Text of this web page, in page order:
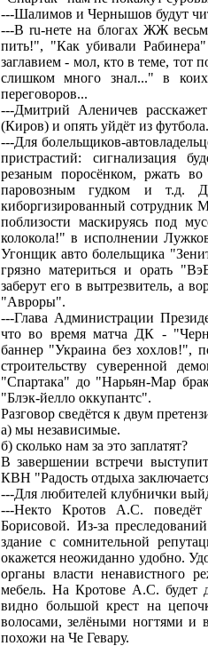
---Шалимов и Чернышов будут
---В ru-нете на блогах ЖЖ
пить!", "Как убивали Рабинера"
заглавием - мол, кто в теме, тот
слишком много знал..." в
переговоров...
---Дмитрий Аленичев
(Киров) и опять уйдёт из футбола.
---Для болельщиков-
пристрастий: сигнализация
резаным поросёнком, ржать
паровозным гудком и т.д.
киборгизированный сотрудник
поблизости маскируясь под
колокола!" в исполнении
Угонщик авто болельщика
грязно материться и орать
заберут его в вытрезвитель, а
"Авроры".
---Глава Администрации
что во время матча ДК -
баннер "Украина без хохлов!",
строительству суверенной
"Спартака" до "Нарьян-Мар
"Блэк-йелло оккупантс".
Разговор сведётся к двум
а) мы независимые.
б) сколько нам за это заплатят?
В завершении встречи
КВН "Радость отдыха
---Для любителей клубнички
---Некто Кротов А.С.
Борисовой. Из-за
здание с сомнительной
окажется неожиданно удобно.
органы власти ненавистного
мебель. На Кротове А.С. будет
видно большой крест на
волосами, зелёными ногтями и
похожи на Че Гевару.